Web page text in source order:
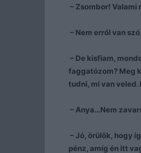
– Zsombor!
– Nem erről van
– De kisfiam,
faggatózom? Meg
tudni, mi van
– Anya…Nem
– Jó, örülök, hogy
pénz, amíg én itt